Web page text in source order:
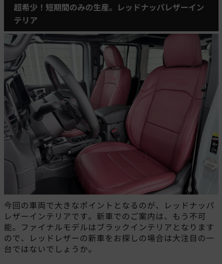
超希少！短期間のみの生産。レッドナッパレザーイン
テリア
今回の車両で大きなポイントとなるのが、レッドナッパ
レザーインテリアです。新車でのご案内は、もう不可
能。ファイナルモデルはブラックインテリアとなります
ので、レッドレザーの新車をお探しの場合は大注目の一
台ではないでしょうか。